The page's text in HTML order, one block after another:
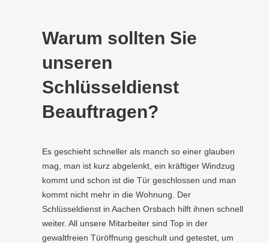
Warum sollten Sie
unseren
Schlüsseldienst
Beauftragen?
Es geschieht schneller als manch so einer glauben
mag, man ist kurz abgelenkt, ein kräftiger Windzug
kommt und schon ist die Tür geschlossen und man
kommt nicht mehr in die Wohnung. Der
Schlüsseldienst in Aachen Orsbach hilft ihnen schnell
weiter. All unsere Mitarbeiter sind Top in der
gewaltfreien Türöffnung geschult und getestet, um